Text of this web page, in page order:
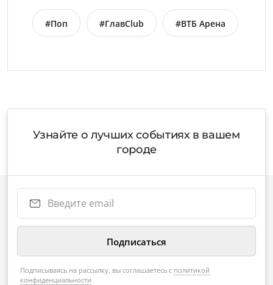
#Поп #ГлавClub #ВТБ Арена
Узнайте о лучших событиях в вашем
городе
Подписываясь на рассылку, вы соглашаетесь с политикой
конфиденциальности